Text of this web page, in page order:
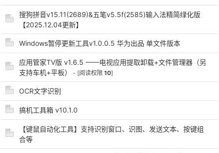
搜狗拼音v15.11(2689)&五笔v5.5f(2585)输入法精简绿化版
【2025.12.04更新】
Windows暂停更新工具v1.0.0.5 华为出品 单文件版本
应用管家TV版 v1.6.5 ——电视应用提取卸载+文件管理器（另
支持车机+平板）
- [阅读权限 10]
OCR文字识别
搞机工具箱 v10.1.0
【键鼠自动化工具】支持识别窗口、识图、发送文本、按键组
合等